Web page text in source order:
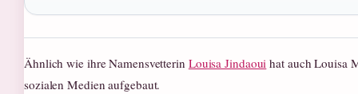
Ähnlich wie ihre Namensvetterin Louisa Jindaoui hat auch Louisa
sozialen Medien aufgebaut.